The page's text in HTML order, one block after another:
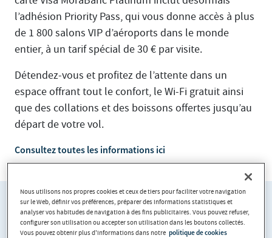
l’adhésion Priority Pass, qui vous donne accès à plus
de 1 800 salons VIP d’aéroports dans le monde
entier, à un tarif spécial de 30 € par visite.
Détendez-vous et profitez de l’attente dans un
espace offrant tout le confort, le Wi-Fi gratuit ainsi
que des collations et des boissons offertes jusqu’au
départ de votre vol.
Consultez toutes les informations ici
Nous utilisons nos propres cookies et ceux de tiers pour faciliter votre navigation
sur le Web, définir vos préférences, préparer des informations statistiques et
analyser vos habitudes de navigation à des fins publicitaires. Vous pouvez refuser,
configurer son utilisation ou accepter son utilisation dans les boutons collectés.
Vous pouvez obtenir plus d'informations dans notre politique de cookies